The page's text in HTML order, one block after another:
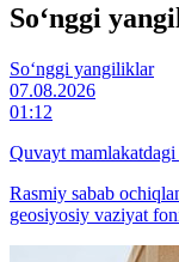
So‘nggi
So‘nggi yangiliklar
07.08.2026
01:12
Quvayt
Rasmiy sabab
geosiyosiy vaziyat